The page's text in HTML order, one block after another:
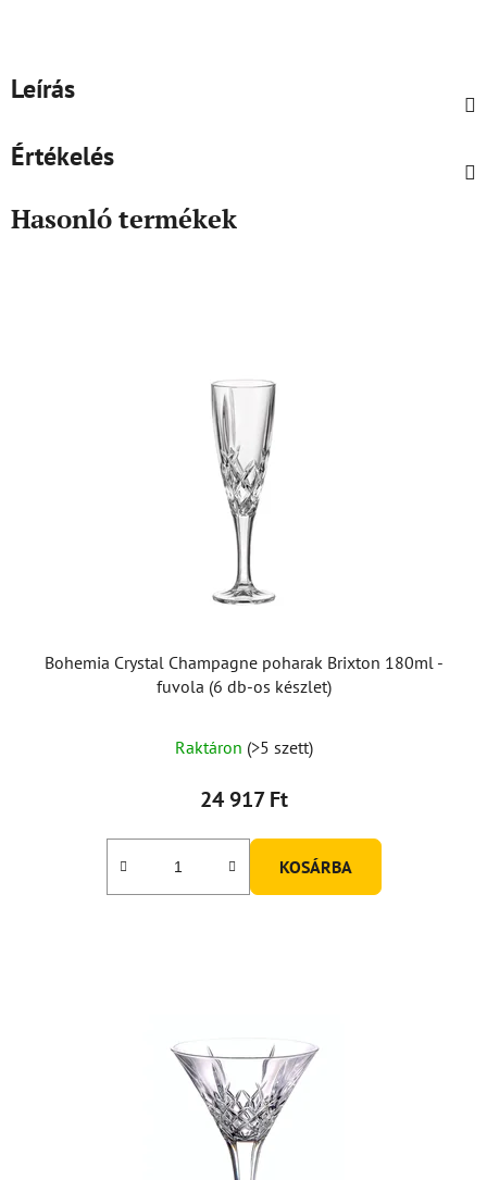
Leírás
Értékelés
Hasonló termékek
Bohemia Crystal Champagne poharak Brixton 180ml -
fuvola (6 db-os készlet)
Raktáron (>5 szett)
24 917 Ft
KOSÁRBA